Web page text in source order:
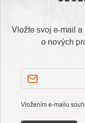
Vložte svoj e-mail
o nových
Vložením e-mailu